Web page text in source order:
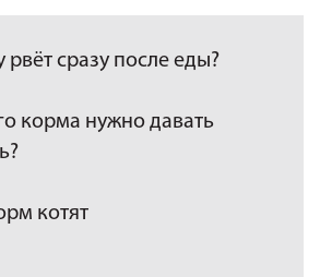
сразу после еды?
корма нужно давать
котят